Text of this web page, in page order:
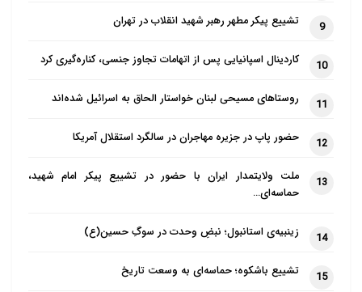
9 تشییع پیکر مطهر رهبر شهید انقلاب در تهران
10 کاردینال اسپانیایی پس از اتهامات تجاوز جنسی، کناره‌گیری کرد
11 روستاهای مسیحی لبنان خواستار الحاق به اسرائیل شده‌اند
12 حضور پاپ در جزیره مهاجران در سالگرد استقلال آمریکا
13
ملت ولایتمدار ایران با حضور در تشییع پیکر امام شهید،
حماسه‌ای…
14 زینبیه‌ی استانبول؛ نبضِ وحدت در سوگِ حسین(ع)
15 تشییع باشکوه؛ حماسه‌ای به وسعت تاریخ